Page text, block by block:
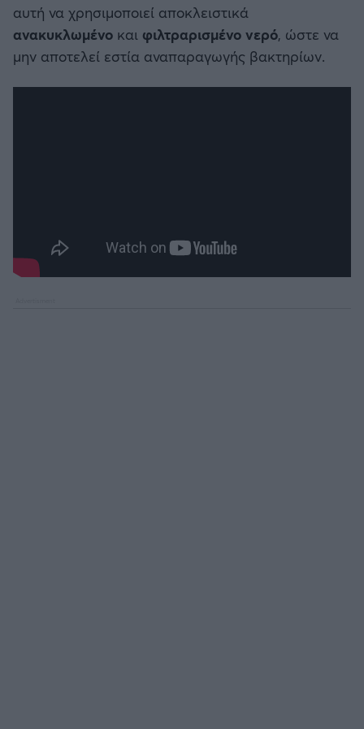
αυτή να χρησιμοποιεί αποκλειστικά
ανακυκλωμένο και φιλτραρισμένο νερό, ώστε να
μην αποτελεί εστία αναπαραγωγής βακτηρίων.